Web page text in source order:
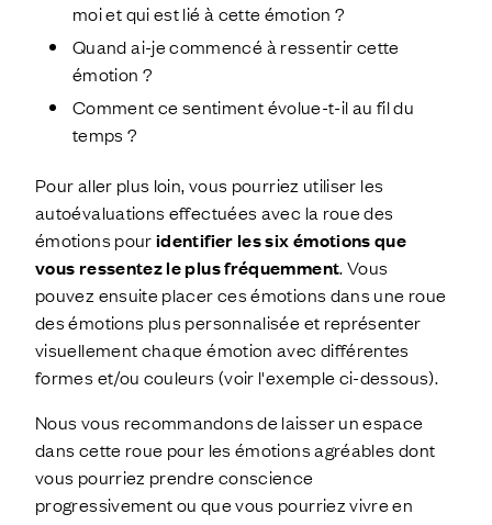
moi et qui est lié à cette émotion ?
Quand ai-je commencé à ressentir cette
émotion ?
Comment ce sentiment évolue-t-il au fil du
temps ?
Pour aller plus loin, vous pourriez utiliser les
autoévaluations effectuées avec la roue des
émotions pouridentifier les six émotions que
vous ressentez le plus fréquemment. Vous
pouvez ensuite placer ces émotions dans une roue
des émotions plus personnalisée et représenter
visuellement chaque émotion avec différentes
formes et/ou couleurs (voir l'exemple ci-dessous).
Nous vous recommandons de laisser un espace
dans cette roue pour les émotions agréables dont
vous pourriez prendre conscience
progressivement ou que vous pourriez vivre en